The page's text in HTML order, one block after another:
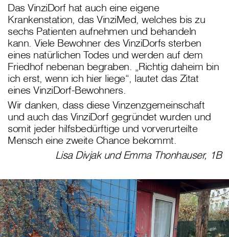
Das VinziDorf hat auch eine eigene
Krankenstation, das VinziMed, welches bis zu
sechs Patienten aufnehmen und behandeln
kann. Viele Bewohner des VinziDorfs sterben
eines natürlichen Todes und werden auf dem
Friedhof nebenan begraben. „Richtig daheim bin
ich erst, wenn ich hier liege“, lautet das Zitat
eines VinziDorf-Bewohners.
Wir danken, dass diese Vinzenzgemeinschaft
und auch das VinziDorf gegründet wurden und
somit jeder hilfsbedürftige und vorverurteilte
Mensch eine zweite Chance bekommt.
Lisa Divjak und Emma Thonhauser, 1B